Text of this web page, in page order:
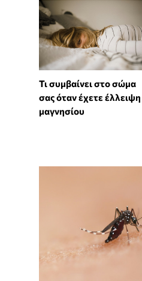
Τι συμβαίνει στο σώμα
σας όταν έχετε έλλειψη
μαγνησίου